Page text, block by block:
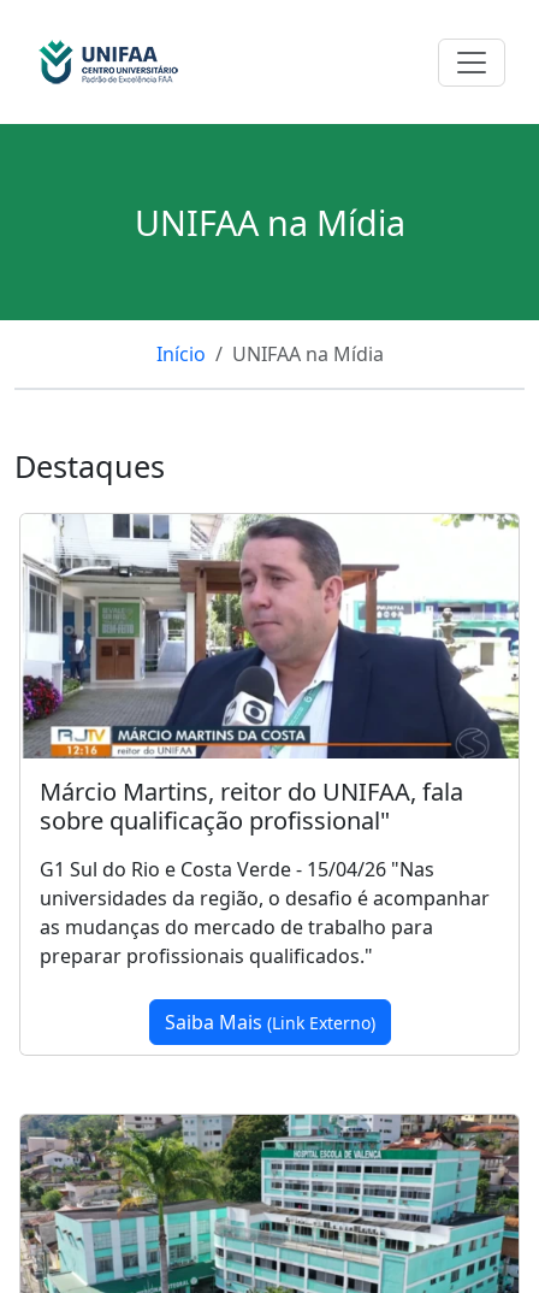
UNIFAA na Mídia
Início UNIFAA na Mídia
Destaques
Márcio Martins, reitor do UNIFAA, fala
sobre qualificação profissional"
G1 Sul do Rio e Costa Verde - 15/04/26 "Nas
universidades da região, o desafio é acompanhar
as mudanças do mercado de trabalho para
preparar profissionais qualificados."
Saiba Mais (Link Externo)